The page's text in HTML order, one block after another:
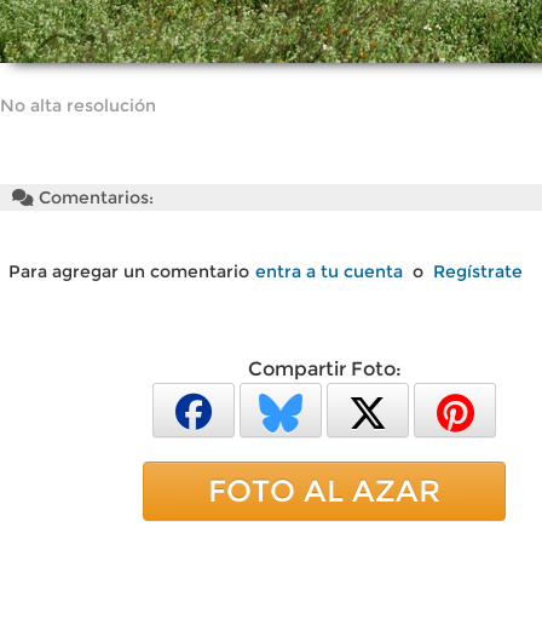
No alta resolución
Comentarios:
Para agregar un comentario entra a tu cuenta o Regístrate
Compartir Foto:
FOTO AL AZAR